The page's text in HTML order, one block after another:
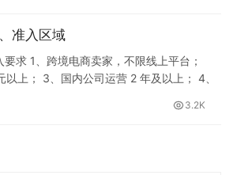
有效且未结清。 保…
准入区域
求 1、跨境电商卖家，不限线上平台；
上； 3、国内公司运营 2 年及以上； 4、
6、国内公司对公账户回款流水不得低于
3.2K